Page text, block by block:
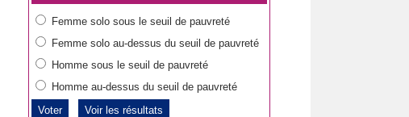
Femme solo sous le seuil de pauvreté
Femme solo au-dessus du seuil de pauvreté
Homme sous le seuil de pauvreté
Homme au-dessus du seuil de pauvreté
Voir les résultats